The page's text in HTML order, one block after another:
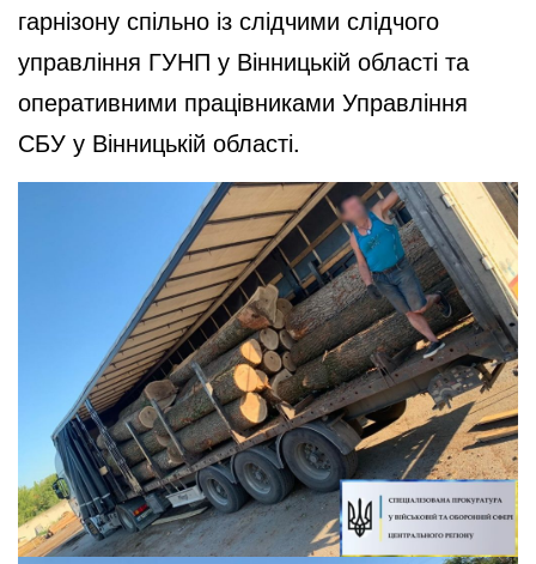
гарнізону спільно із слідчими слідчого
управління ГУНП у Вінницькій області та
оперативними працівниками Управління
СБУ у Вінницькій області.